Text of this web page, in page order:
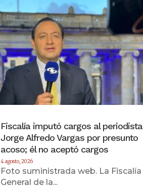
Fiscalía imputó cargos al periodista
Jorge Alfredo Vargas por presunto
acoso; él no aceptó cargos
4 agosto, 2026
Foto suministrada web. La Fiscalía
General de la...